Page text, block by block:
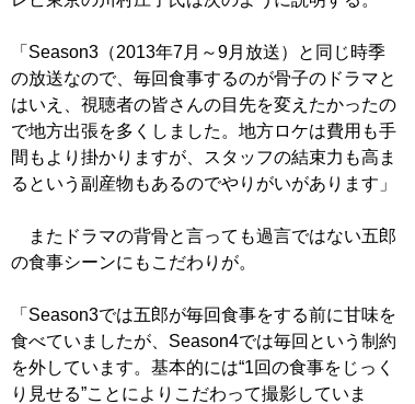
「Season3（2013年7月～9月放送）と同じ時季
の放送なので、毎回食事するのが骨子のドラマと
はいえ、視聴者の皆さんの目先を変えたかったの
で地方出張を多くしました。地方ロケは費用も手
間もより掛かりますが、スタッフの結束力も高ま
るという副産物もあるのでやりがいがあります」
またドラマの背骨と言っても過言ではない五郎
の食事シーンにもこだわりが。
「Season3では五郎が毎回食事をする前に甘味を
食べていましたが、Season4では毎回という制約
を外しています。基本的には“1回の食事をじっく
り見せる”ことによりこだわって撮影していま